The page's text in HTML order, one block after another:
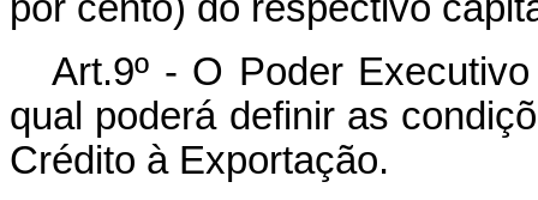
Art.9º - O Poder
qual poderá definir as
Crédito à Exportação.